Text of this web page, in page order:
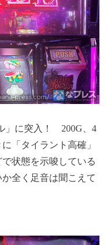
」に突入！ 200G、4
「タイラント高確」
状態を示唆している
全く足音は聞こえて